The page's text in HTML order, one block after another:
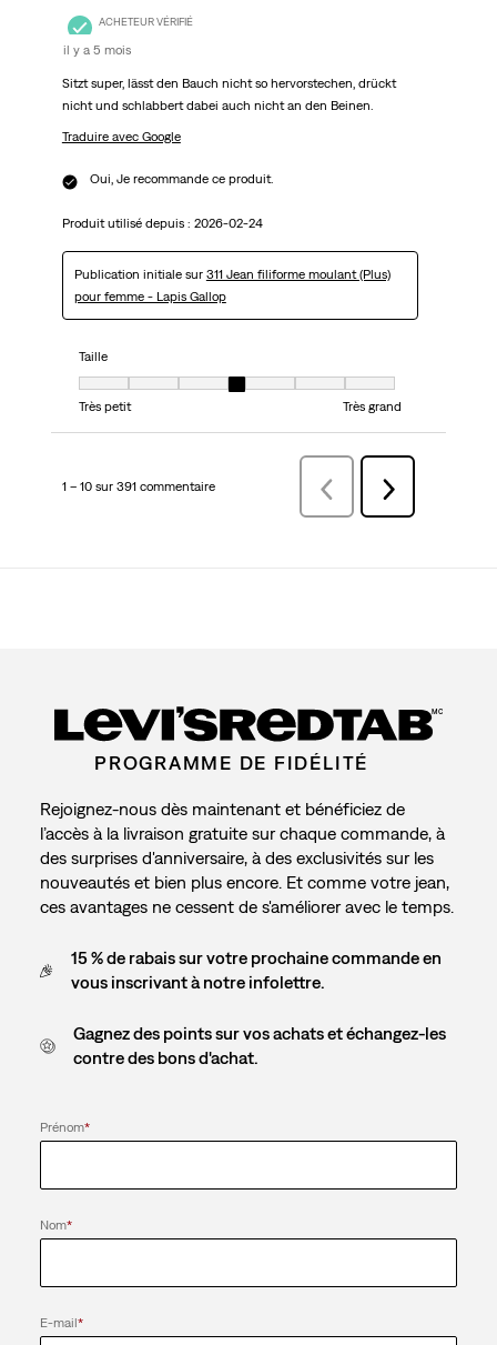
ACHETEUR VÉRIFIÉ
il y a 5 mois
Sitzt super, lässt den Bauch nicht so hervorstechen, drückt
nicht und schlabbert dabei auch nicht an den Beinen.
Traduire avec Google
Oui, Je recommande ce produit.
Produit utilisé depuis : 2026-02-24
Publication initiale sur 311 Jean filiforme moulant (Plus)
pour femme - Lapis Gallop
Taille
Taille, 4 sur 7, où 1 est égal à Très petit et 7 est égal à Très grand
Très petit
Très grand
1 – 10 sur 391 commentaire Précédentcommentaire
Suivant
commentaire
PROGRAMME DE FIDÉLITÉ
MC
Rejoignez-nous dès maintenant et bénéficiez de
l’accès à la livraison gratuite sur chaque commande, à
des surprises d'anniversaire, à des exclusivités sur les
nouveautés et bien plus encore. Et comme votre jean,
ces avantages ne cessent de s'améliorer avec le temps.
15 % de rabais sur votre prochaine commande en
vous inscrivant à notre infolettre.
Gagnez des points sur vos achats et échangez-les
contre des bons d'achat.
Prénom*
Nom*
E-mail*